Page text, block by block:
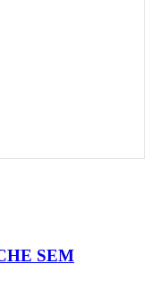
SEM